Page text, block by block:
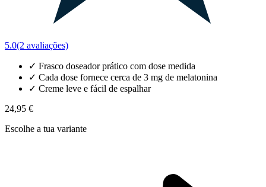
5.0(2 avaliações)
✓ Frasco doseador prático com dose medida
✓ Cada dose fornece cerca de 3 mg de melatonina
✓ Creme leve e fácil de espalhar
24,95 €
Escolhe a tua variante